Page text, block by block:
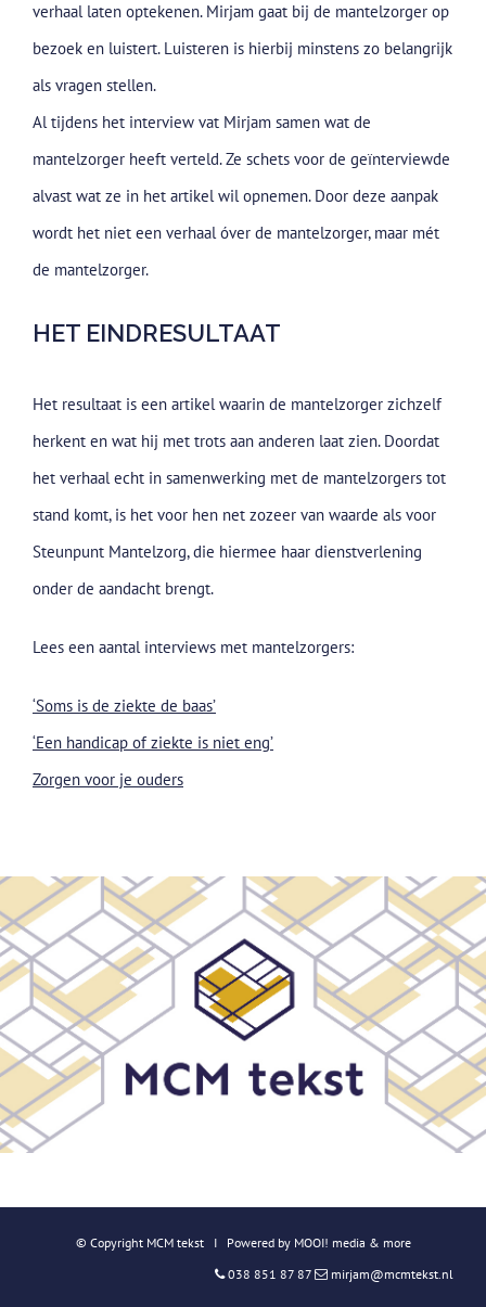
verhaal laten optekenen. Mirjam gaat bij de mantelzorger op
bezoek en luistert. Luisteren is hierbij minstens zo belangrijk
als vragen stellen.
Al tijdens het interview vat Mirjam samen wat de
mantelzorger heeft verteld. Ze schets voor de geïnterviewde
alvast wat ze in het artikel wil opnemen. Door deze aanpak
wordt het niet een verhaal óver de mantelzorger, maar mét
de mantelzorger.
HET EINDRESULTAAT
Het resultaat is een artikel waarin de mantelzorger zichzelf
herkent en wat hij met trots aan anderen laat zien. Doordat
het verhaal echt in samenwerking met de mantelzorgers tot
stand komt, is het voor hen net zozeer van waarde als voor
Steunpunt Mantelzorg, die hiermee haar dienstverlening
onder de aandacht brengt.
Lees een aantal interviews met mantelzorgers:
‘Soms is de ziekte de baas’
‘Een handicap of ziekte is niet eng’
Zorgen voor je ouders
© Copyright MCM tekstI Powered by MOOI! media & more
038 851 87 87
mirjam@mcmtekst.nl